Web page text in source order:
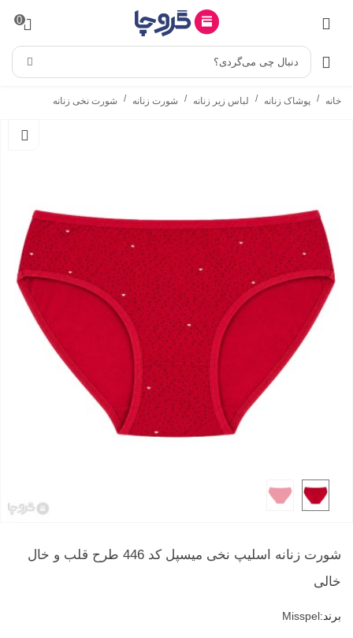
0
دنبال چی می‌گردی؟
خانه / پوشاک زنانه / لباس زیر زنانه / شورت زنانه / شورت نخی زنانه
شورت زنانه اسلیپ نخی میسپل کد 446 طرح قلب و خال‌
خالی
برند:Misspel